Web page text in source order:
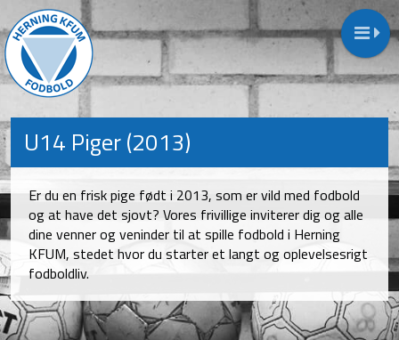
U14 Piger (2013)
Er du en frisk pige født i 2013, som er vild med fodbold
og at have det sjovt? Vores frivillige inviterer dig og alle
dine venner og veninder til at spille fodbold i Herning
KFUM, stedet hvor du starter et langt og oplevelsesrigt
fodboldliv.